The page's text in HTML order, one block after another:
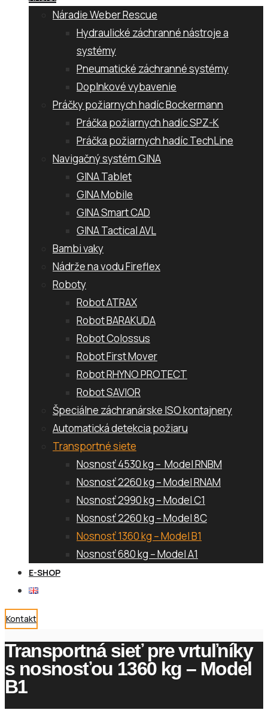
Náradie Weber Rescue
Hydraulické záchranné nástroje a
systémy
Pneumatické záchranné systémy
Doplnkové vybavenie
Práčky požiarnych hadíc Bockermann
Práčka požiarnych hadíc SPZ-K
Práčka požiarnych hadíc TechLine
Navigačný systém GINA
GINA Tablet
GINA Mobile
GINA Smart CAD
GINA Tactical AVL
Bambi vaky
Nádrže na vodu Fireflex
Roboty
Robot ATRAX
Robot BARAKUDA
Robot Colossus
Robot First Mover
Robot RHYNO PROTECT
Robot SAVIOR
Špeciálne záchranárske ISO kontajnery
Automatická detekcia požiaru
Transportné siete
Nosnosť 4530 kg – Model RNBM
Nosnosť 2260 kg – Model RNAM
Nosnosť 2990 kg – Model C1
Nosnosť 2260 kg – Model 8C
Nosnosť 1360 kg – Model B1
Nosnosť 680 kg – Model A1
E-SHOP
Kontakt
Transportná sieť pre vrtuľníky
s nosnosťou 1360 kg – Model
B1